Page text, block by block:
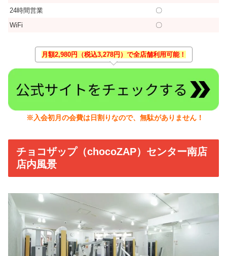
24時間営業
〇
WiFi
〇
月額2,980円（税込3,278円）で全店舗利用可能！
※入会初月の会費は日割りなので、無駄がありません！
チョコザップ（chocoZAP）センター南店
店内風景